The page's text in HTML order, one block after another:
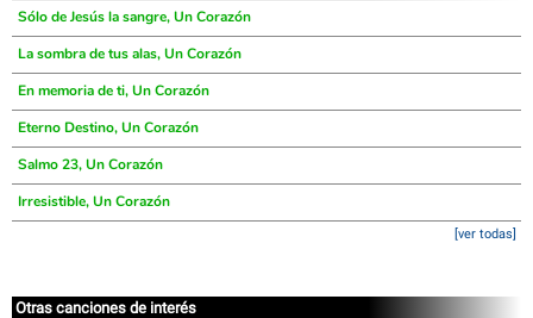
Sólo de Jesús la sangre, Un Corazón
La sombra de tus alas, Un Corazón
En memoria de ti, Un Corazón
Eterno Destino, Un Corazón
Salmo 23, Un Corazón
Irresistible, Un Corazón
[ver todas]
Otras canciones de interés